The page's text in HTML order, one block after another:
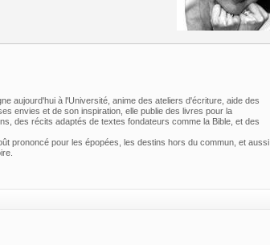
aujourd'hui à l'Université, anime des ateliers d'écriture, aide des
envies et de son inspiration, elle publie des livres pour la
des récits adaptés de textes fondateurs comme la Bible, et des
prononcé pour les épopées, les destins hors du commun, et aussi